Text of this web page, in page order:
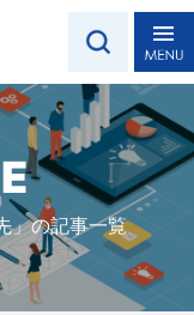
」の記事一覧